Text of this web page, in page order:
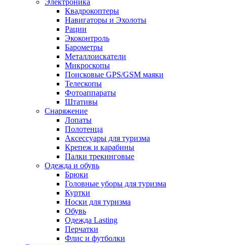
Электроника
Квадрокоптеры
Навигаторы и Эхолоты
Рации
Экоконтроль
Барометры
Металлоискатели
Микроскопы
Поисковые GPS/GSM маяки
Телескопы
Фотоаппараты
Штативы
Снаряжение
Лопаты
Полотенца
Аксессуары для туризма
Крепеж и карабины
Палки трекинговые
Одежда и обувь
Брюки
Головные уборы для туризма
Куртки
Носки для туризма
Обувь
Одежда Lasting
Перчатки
Флис и футболки